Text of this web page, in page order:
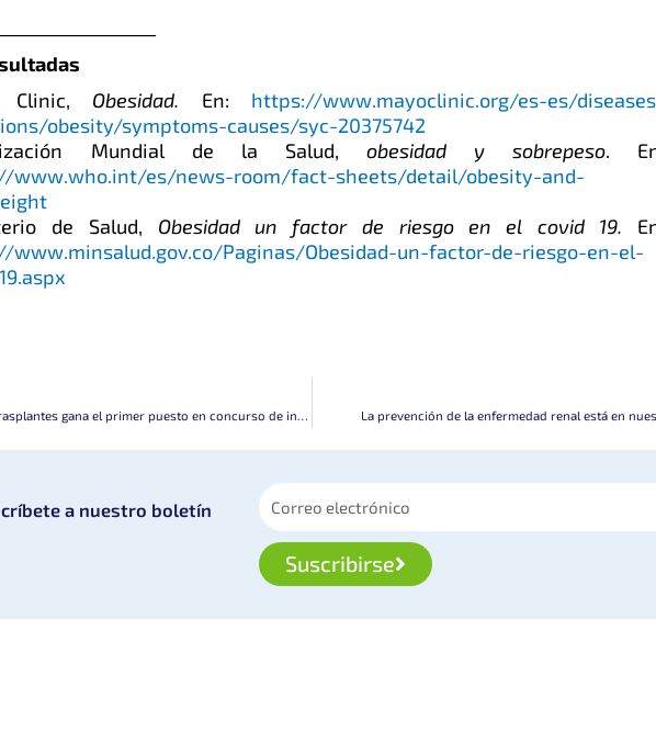
Clinic, Obesidad. En: https://www.mayoclinic.org/es-es/
obesity/symptoms-causes/syc-20375742
Mundial de la Salud, obesidad y sobrepeso.
www.who.int/es/news-room/fact-sheets/detail/obesity-and-
de Salud, Obesidad un factor de riesgo en el covid 19.
www.minsalud.gov.co/Paginas/Obesidad-un-factor-de-riesgo-en-el-
Colombiana de Trasplantes gana el primer puesto en concurso de investigación en cirugía La prevención de la enfermedad renal está en
a nuestro boletín
Suscribirse